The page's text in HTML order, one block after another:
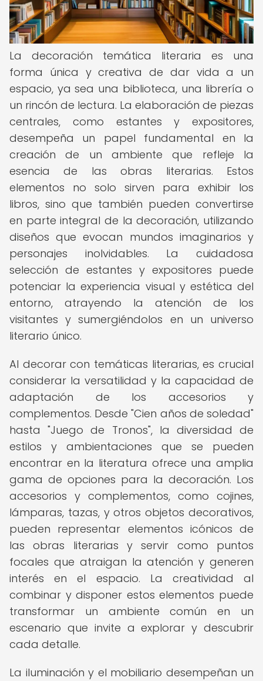
La decoración temática literaria es una
forma única y creativa de dar vida a un
espacio, ya sea una biblioteca, una librería o
un rincón de lectura. La elaboración de piezas
centrales, como estantes y expositores,
desempeña un papel fundamental en la
creación de un ambiente que refleje la
esencia de las obras literarias. Estos
elementos no solo sirven para exhibir los
libros, sino que también pueden convertirse
en parte integral de la decoración, utilizando
diseños que evocan mundos imaginarios y
personajes inolvidables. La cuidadosa
selección de estantes y expositores puede
potenciar la experiencia visual y estética del
entorno, atrayendo la atención de los
visitantes y sumergiéndolos en un universo
literario único.
Al decorar con temáticas literarias, es crucial
considerar la versatilidad y la capacidad de
adaptación de los accesorios y
complementos. Desde "Cien años de soledad"
hasta "Juego de Tronos", la diversidad de
estilos y ambientaciones que se pueden
encontrar en la literatura ofrece una amplia
gama de opciones para la decoración. Los
accesorios y complementos, como cojines,
lámparas, tazas, y otros objetos decorativos,
pueden representar elementos icónicos de
las obras literarias y servir como puntos
focales que atraigan la atención y generen
interés en el espacio. La creatividad al
combinar y disponer estos elementos puede
transformar un ambiente común en un
escenario que invite a explorar y descubrir
cada detalle.
La iluminación y el mobiliario desempeñan un